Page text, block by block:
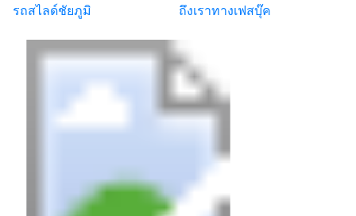
รถสไลด์ชัยภูมิ
ถึงเราทางเฟสบุ๊ค